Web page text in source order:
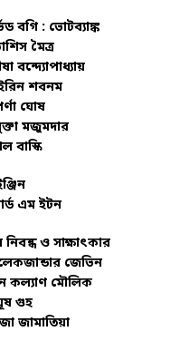
বগি : ভোটব্যাঙ্ক
মৈত্র
বন্দ্যোপাধ্যায়
শবনম
ঘোষ
মজুমদার
বাস্কি
এম ইটন
নিবন্ধ ও সাক্ষাৎকার
জেভিন
কল্যাণ মৌলিক
গুহ
জামাতিয়া